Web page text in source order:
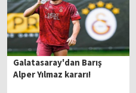
Galatasaray'dan Barış
Alper Yılmaz kararı!